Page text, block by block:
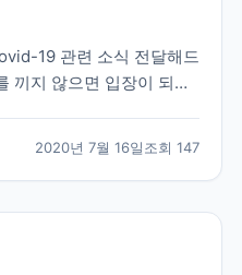
19 관련 소식 전달해드
끼지 않으면 입장이 되지
순에는 퍼블릭 공간에서
2020년 7월 16일조회 147